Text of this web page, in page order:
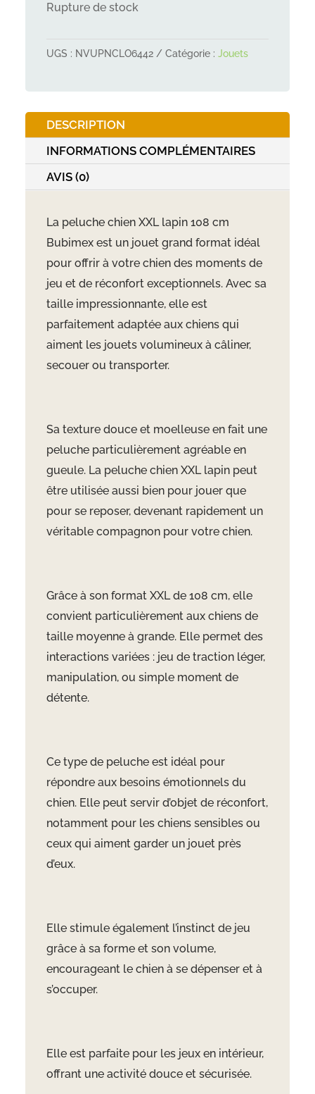
Rupture de stock
UGS : NVUPNCLO6442 Catégorie : Jouets
DESCRIPTION
INFORMATIONS COMPLÉMENTAIRES
AVIS (0)
La peluche chien XXL lapin 108 cm
Bubimex est un jouet grand format idéal
pour offrir à votre chien des moments de
jeu et de réconfort exceptionnels. Avec sa
taille impressionnante, elle est
parfaitement adaptée aux chiens qui
aiment les jouets volumineux à câliner,
secouer ou transporter.
Sa texture douce et moelleuse en fait une
peluche particulièrement agréable en
gueule. La peluche chien XXL lapin peut
être utilisée aussi bien pour jouer que
pour se reposer, devenant rapidement un
véritable compagnon pour votre chien.
Grâce à son format XXL de 108 cm, elle
convient particulièrement aux chiens de
taille moyenne à grande. Elle permet des
interactions variées : jeu de traction léger,
manipulation, ou simple moment de
détente.
Ce type de peluche est idéal pour
répondre aux besoins émotionnels du
chien. Elle peut servir d’objet de réconfort,
notamment pour les chiens sensibles ou
ceux qui aiment garder un jouet près
d’eux.
Elle stimule également l’instinct de jeu
grâce à sa forme et son volume,
encourageant le chien à se dépenser et à
s’occuper.
Elle est parfaite pour les jeux en intérieur,
offrant une activité douce et sécurisée.